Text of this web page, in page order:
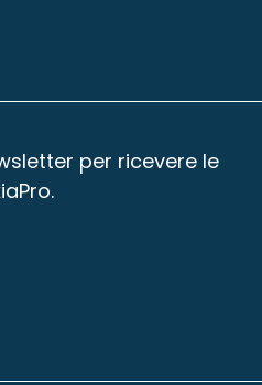
per ricevere le